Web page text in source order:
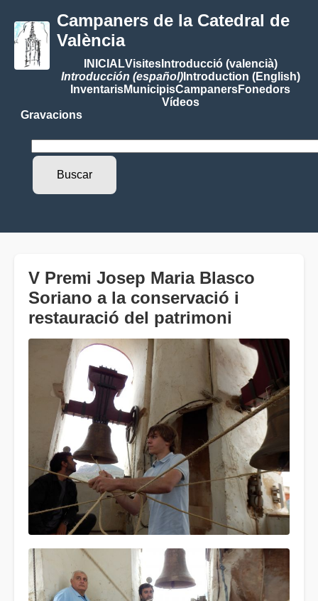
Campaners de la Catedral de
València
INICIALVisitesIntroducció (valencià)
Introducción (español)Introduction (English)
InventarisMunicipisCampanersFonedors
Vídeos
Gravacions
V Premi Josep Maria Blasco
Soriano a la conservació i
restauració del patrimoni